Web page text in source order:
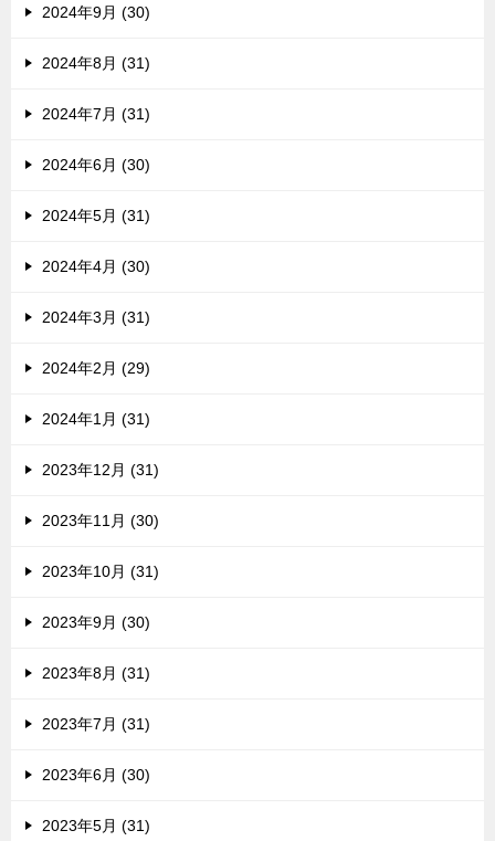
2024年9月 (30)
2024年8月 (31)
2024年7月 (31)
2024年6月 (30)
2024年5月 (31)
2024年4月 (30)
2024年3月 (31)
2024年2月 (29)
2024年1月 (31)
2023年12月 (31)
2023年11月 (30)
2023年10月 (31)
2023年9月 (30)
2023年8月 (31)
2023年7月 (31)
2023年6月 (30)
2023年5月 (31)